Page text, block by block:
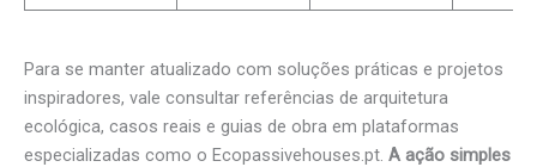
Para se manter atualizado com soluções práticas e projetos
inspiradores, vale consultar referências de arquitetura
ecológica, casos reais e guias de obra em plataformas
especializadas como o Ecopassivehouses.pt. A ação simples